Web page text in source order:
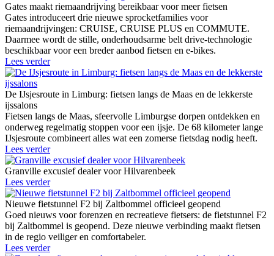
Gates maakt riemaandrijving bereikbaar voor meer fietsen
Gates introduceert drie nieuwe sprocketfamilies voor
riemaandrijvingen: CRUISE, CRUISE PLUS en COMMUTE.
Daarmee wordt de stille, onderhoudsarme belt drive-technologie
beschikbaar voor een breder aanbod fietsen en e-bikes.
Lees verder
De IJsjesroute in Limburg: fietsen langs de Maas en de lekkerste
ijssalons
Fietsen langs de Maas, sfeervolle Limburgse dorpen ontdekken en
onderweg regelmatig stoppen voor een ijsje. De 68 kilometer lange
IJsjesroute combineert alles wat een zomerse fietsdag nodig heeft.
Lees verder
Granville excusief dealer voor Hilvarenbeek
Lees verder
Nieuwe fietstunnel F2 bij Zaltbommel officieel geopend
Goed nieuws voor forenzen en recreatieve fietsers: de fietstunnel F2
bij Zaltbommel is geopend. Deze nieuwe verbinding maakt fietsen
in de regio veiliger en comfortabeler.
Lees verder